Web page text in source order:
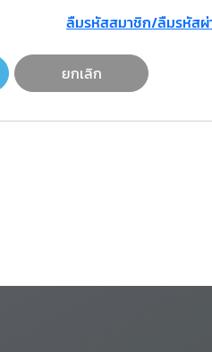
ลืมรหัสสมาชิก/ลืมรหัสผ่
ยกเลิก